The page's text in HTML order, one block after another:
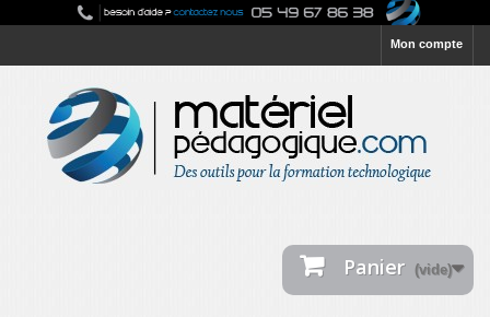
Mon compte
Panier (vide)